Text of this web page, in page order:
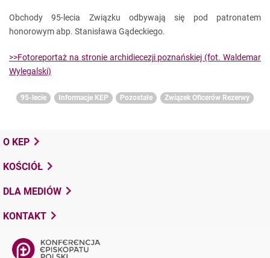
Obchody 95-lecia Związku odbywają się pod patronatem
honorowym abp. Stanisława Gądeckiego.
>>Fotoreportaż na stronie archidiecezji poznańskiej (fot. Waldemar
Wylegalski)
95-lecie Informacje KEP Pozostałe Związek Oficerów Rezerwy
O KEP
KOŚCIÓŁ
DLA MEDIÓW
KONTAKT